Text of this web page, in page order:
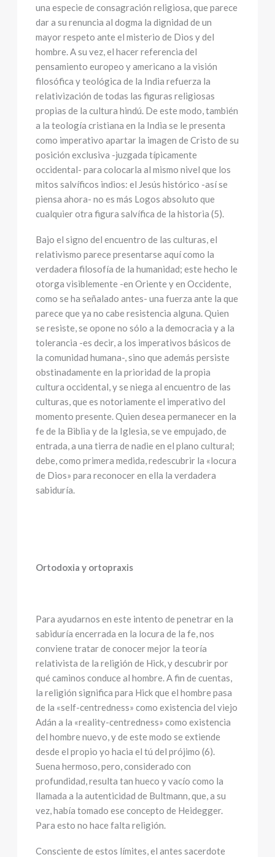
una especie de consagración religiosa, que parece
dar a su renuncia al dogma la dignidad de un
mayor respeto ante el misterio de Dios y del
hombre. A su vez, el hacer referencia del
pensamiento europeo y americano a la visión
filosófica y teológica de la India refuerza la
relativización de todas las figuras religiosas
propias de la cultura hindú. De este modo, también
a la teología cristiana en la India se le presenta
como imperativo apartar la imagen de Cristo de su
posición exclusiva -juzgada típicamente
occidental- para colocarla al mismo nivel que los
mitos salvíficos indios: el Jesús histórico -así se
piensa ahora- no es más Logos absoluto que
cualquier otra figura salvífica de la historia (5).
Bajo el signo del encuentro de las culturas, el
relativismo parece presentarse aquí como la
verdadera filosofía de la humanidad; este hecho le
otorga visiblemente -en Oriente y en Occidente,
como se ha señalado antes- una fuerza ante la que
parece que ya no cabe resistencia alguna. Quien
se resiste, se opone no sólo a la democracia y a la
tolerancia -es decir, a los imperativos básicos de
la comunidad humana-, sino que además persiste
obstinadamente en la prioridad de la propia
cultura occidental, y se niega al encuentro de las
culturas, que es notoriamente el imperativo del
momento presente. Quien desea permanecer en la
fe de la Biblia y de la Iglesia, se ve empujado, de
entrada, a una tierra de nadie en el plano cultural;
debe, como primera medida, redescubrir la «locura
de Dios» para reconocer en ella la verdadera
sabiduría.
Ortodoxia y ortopraxis
Para ayudarnos en este intento de penetrar en la
sabiduría encerrada en la locura de la fe, nos
conviene tratar de conocer mejor la teoría
relativista de la religión de Hick, y descubrir por
qué caminos conduce al hombre. A fin de cuentas,
la religión significa para Hick que el hombre pasa
de la «self-centredness» como existencia del viejo
Adán a la «reality-centredness» como existencia
del hombre nuevo, y de este modo se extiende
desde el propio yo hacia el tú del prójimo (6).
Suena hermoso, pero, considerado con
profundidad, resulta tan hueco y vacío como la
llamada a la autenticidad de Bultmann, que, a su
vez, había tomado ese concepto de Heidegger.
Para esto no hace falta religión.
Consciente de estos límites, el antes sacerdote